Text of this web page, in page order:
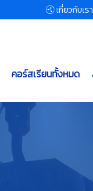
เกี่ยวกับเรา
คอร์สเรียนทั้งหมด